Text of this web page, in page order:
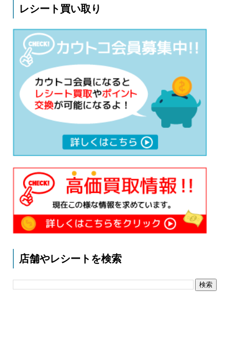
レシート買い取り
店舗やレシートを検索